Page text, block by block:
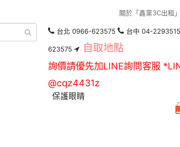
關於「鑫業3C出租」
台北 0966-623575 台中 04-
623575 自取地點
詢價請優先加LINE詢問客服
@cqz4431z
保護眼睛